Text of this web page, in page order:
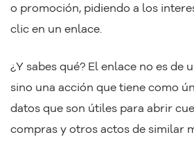
o promoción, pidiendo a los
clic en un enlace.
¿Y sabes qué? El enlace no es de
sino una acción que tiene como
datos que son útiles para abrir
compras y otros actos de similar